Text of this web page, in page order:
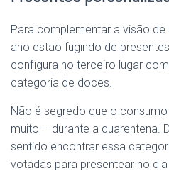
Para complementar a visão
ano estão fugindo de
configura no terceiro lugar
categoria de doces.
Não é segredo que o
muito – durante a quarentena.
sentido encontrar essa
votadas para presentear no